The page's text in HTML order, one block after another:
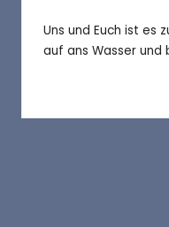
Uns und Euch ist es
auf ans Wasser und